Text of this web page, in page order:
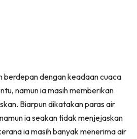
berdepan dengan keadaan cuaca
namun ia masih memberikan
Biarpun dikatakan paras air
ia seakan tidak menjejaskan
ia masih banyak menerima air